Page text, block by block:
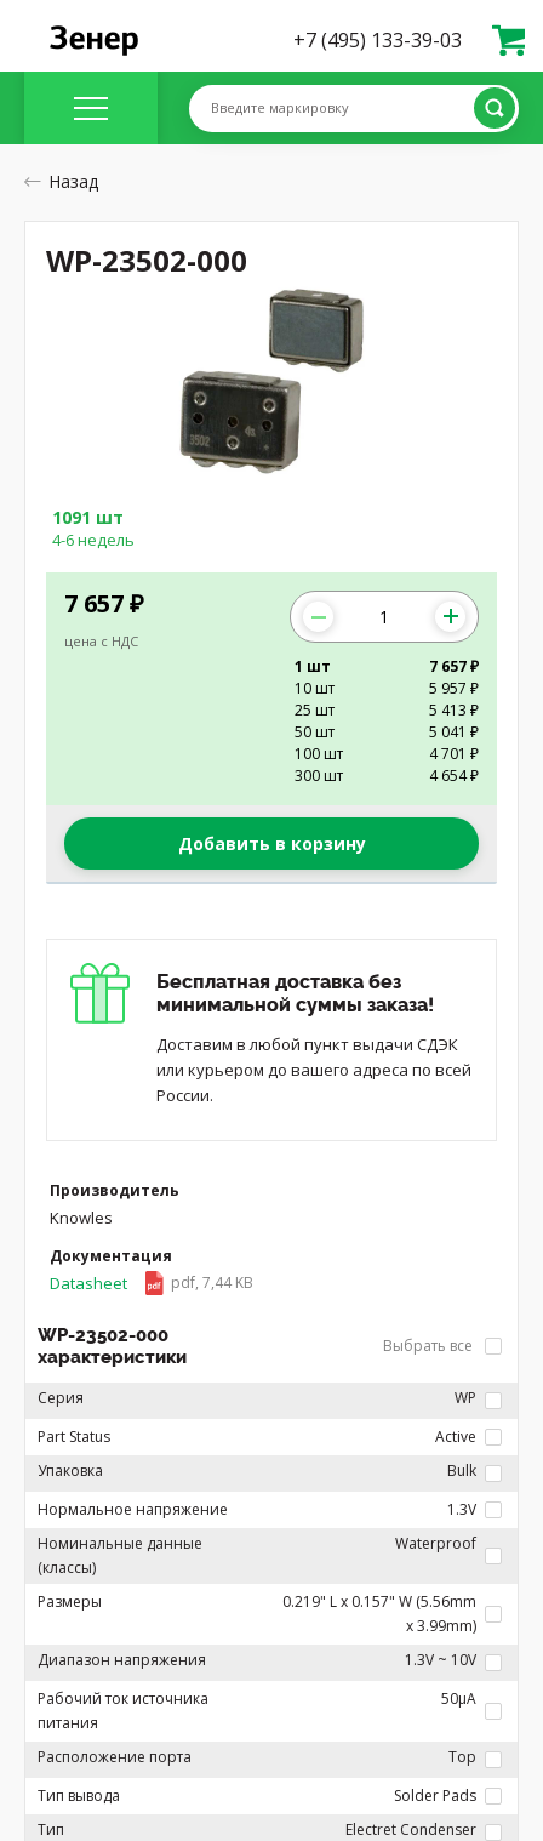
+7 (495) 133-39-03
Введите маркировку
Назад
7 657 ₽
цена с НДС
1091 шт
4-6 недель
1 шт
7 657 ₽
10 шт
5 957 ₽
25 шт
5 413 ₽
50 шт
5 041 ₽
100 шт
4 701 ₽
300 шт
4 654 ₽
Добавить в корзину
Бесплатная доставка без
минимальной суммы заказа!
Доставим в любой пункт выдачи СДЭК
или курьером до вашего адреса по всей
России.
Производитель
Knowles
Документация
Datasheet pdf, 7,44 KB
WP-23502-000
характеристики
Выбрать все
Серия
WP
Part Status
Active
Упаковка
Bulk
Нормальное напряжение
1.3V
Номинальные данные
(классы)
Waterproof
Размеры
0.219" L x 0.157" W (5.56mm
x 3.99mm)
Диапазон напряжения
1.3V ~ 10V
Рабочий ток источника
питания
50µA
Расположение порта
Top
Тип вывода
Solder Pads
Тип
Electret Condenser
WP-23502-000